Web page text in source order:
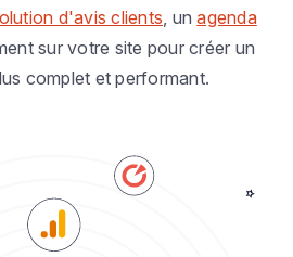
d'avis clients, unagenda
sur votre site pour créer un
complet et performant.